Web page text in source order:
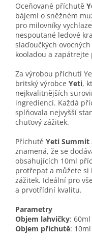
Oceňované příchutě
bájemi o sněžném
pro milovníky
nespoutané ledové
slaďoučkých
kooladou a zapátrejte
Za výrobou příchutí
britský výrobce Yeti,
nejkvalitnějších
ingrediencí. Každá
splňovala nejvyšší
chuťový zážitek.
Příchutě Yeti Summit
znamená, že se
obsahujících 10ml
protřepat a můžete
zážitek. Ideální pro
a prvotřídní kvalitu.
Parametry
Objem lahvičky: 60ml
Objem příchutě: 10ml